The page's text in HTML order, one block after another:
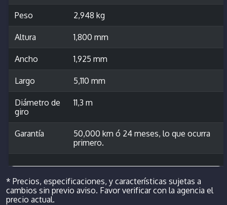
Peso 2,948 kg
Altura 1,800 mm
Ancho 1,925 mm
Largo 5,110 mm
Diámetro de
giro
11,3 m
Garantía
50,000 km ó 24 meses, lo que ocurra
primero.
* Precios, especificaciones, y características sujetas a
cambios sin previo aviso. Favor verificar con la agencia el
precio actual.